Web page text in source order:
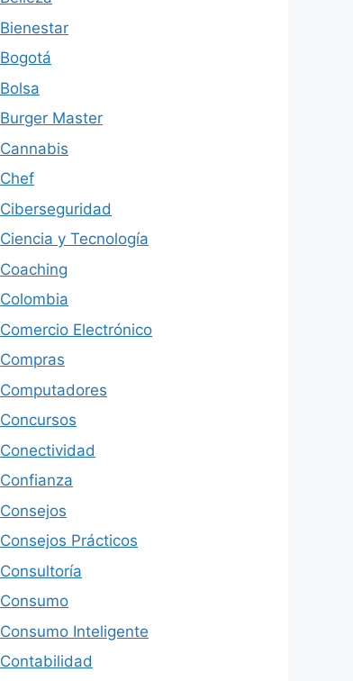
Bienestar
Bogotá
Bolsa
Burger Master
Cannabis
Chef
Ciberseguridad
Ciencia y Tecnología
Coaching
Colombia
Comercio Electrónico
Compras
Computadores
Concursos
Conectividad
Confianza
Consejos
Consejos Prácticos
Consultoría
Consumo
Consumo Inteligente
Contabilidad